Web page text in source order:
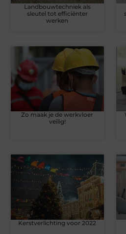
Landbouwtechniek als
sleutel tot efficiënter
werken
Zo maak je de werkvloer
veilig!
Kerstverlichting voor 2022